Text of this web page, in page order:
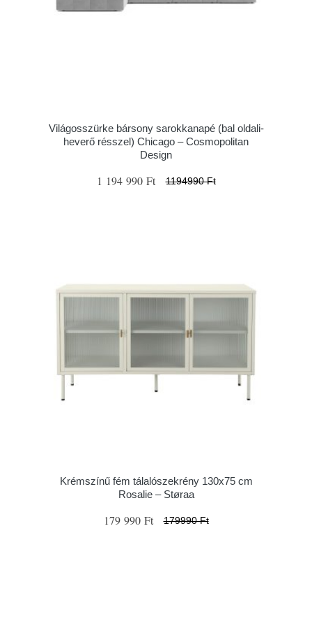
Világosszürke bársony sarokkanapé (bal oldali-
heverő résszel) Chicago – Cosmopolitan
Design
1 194 990 Ft 1194990 Ft
Krémszínű fém tálalószekrény 130x75 cm
Rosalie – Støraa
179 990 Ft 179990 Ft